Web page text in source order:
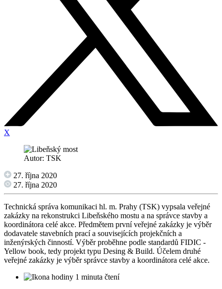
X
Autor: TSK
27. října 2020
27. října 2020
Technická správa komunikaci hl. m. Prahy (TSK) vypsala veřejné
zakázky na rekonstrukci Libeňského mostu a na správce stavby a
koordinátora celé akce. Předmětem první veřejné zakázky je výběr
dodavatele stavebních prací a souvisejících projekčních a
inženýrských činností. Výběr proběhne podle standardů FIDIC -
Yellow book, tedy projekt typu Desing & Build. Účelem druhé
veřejné zakázky je výběr správce stavby a koordinátora celé akce.
1 minuta čtení